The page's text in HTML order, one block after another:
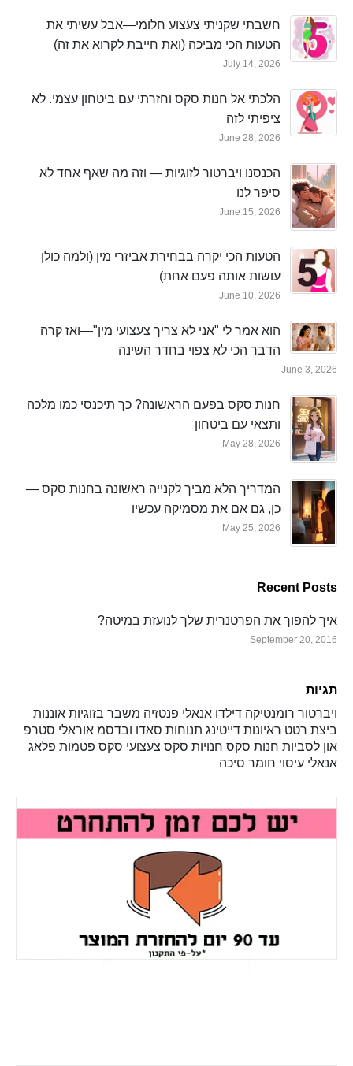
חשבתי שקניתי צעצוע חלומי—אבל עשיתי את
הטעות הכי מביכה (ואת חייבת לקרוא את זה)
July 14, 2026
הלכתי אל חנות סקס וחזרתי עם ביטחון עצמי. לא
ציפיתי לזה
June 28, 2026
הכנסנו ויברטור לזוגיות — וזה מה שאף אחד לא
סיפר לנו
June 15, 2026
הטעות הכי יקרה בבחירת אביזרי מין (ולמה כולן
עושות אותה פעם אחת)
June 10, 2026
הוא אמר לי "אני לא צריך צעצועי מין"—ואז קרה
הדבר הכי לא צפוי בחדר השינה
June 3, 2026
חנות סקס בפעם הראשונה? כך תיכנסי כמו מלכה
ותצאי עם ביטחון
May 28, 2026
המדריך הלא מביך לקנייה ראשונה בחנות סקס —
כן, גם אם את מסמיקה עכשיו
May 25, 2026
Recent Posts
איך להפוך את הפרטנרית שלך לנועזת במיטה?
September 20, 2016
תגיות
ויברטור רומנטיקה דילדו אנאלי פנטזיה משבר בזוגיות אוננות
ביצת רטט ראיונות דייטינג תנוחות סאדו ובדסמ אוראלי סטרפ
און לסביות חנות סקס חנויות סקס צעצועי סקס פטמות פלאג
אנאלי עיסוי חומר סיכה